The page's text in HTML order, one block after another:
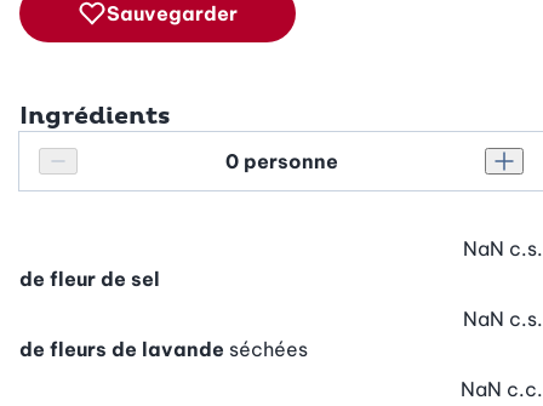
Sauvegarder
Ingrédients
Réduire le nombre de personnes
Personnes
de fleur de sel
NaN c.s.
de fleurs de lavande séchées
NaN c.s.
NaN c.c.